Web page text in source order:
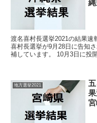
縄
渡名喜村長選挙2021の結果速
喜村長選挙が9月28日に告知
補しています。 10月3日に投
地方選挙2021
宮